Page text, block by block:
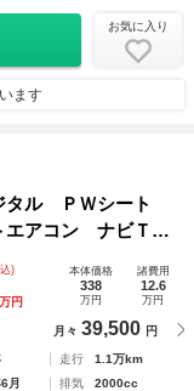
お気に入り
ます
タル ＰＷシート
アコン ナビＴ
キーレス メモ
装置 追従型クル
)
万円
本体価格
338
万円
諸費用
12.6
万円
月々 39,500 円
走行
1.1万km
月 排気
2000cc